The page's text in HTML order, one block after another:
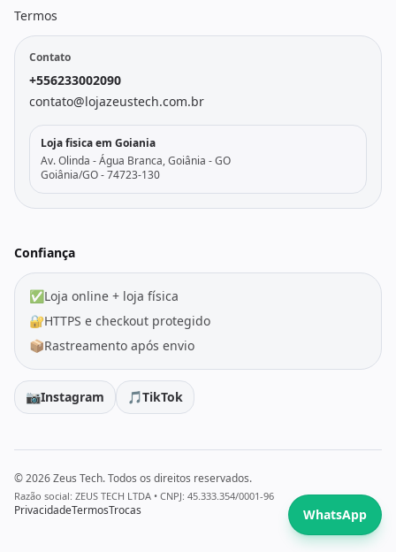
Termos
Contato
+556233002090
contato@lojazeustech.com.br
Loja fisica em Goiania
Av. Olinda - Água Branca, Goiânia - GO
Goiânia/GO - 74723-130
Confiança
✅Loja online + loja física
🔐HTTPS e checkout protegido
📦Rastreamento após envio
📷Instagram 🎵TikTok
© 2026 Zeus Tech. Todos os direitos reservados.
Razão social: ZEUS TECH LTDA • CNPJ: 45.333.354/0001-96
PrivacidadeTermosTrocas WhatsApp